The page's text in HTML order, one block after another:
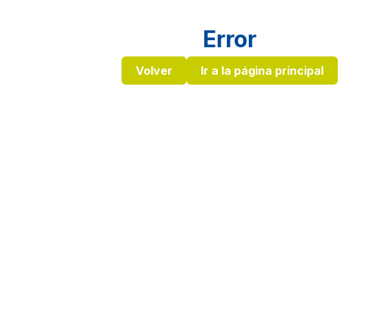
Error
Volver Ir a la página principal